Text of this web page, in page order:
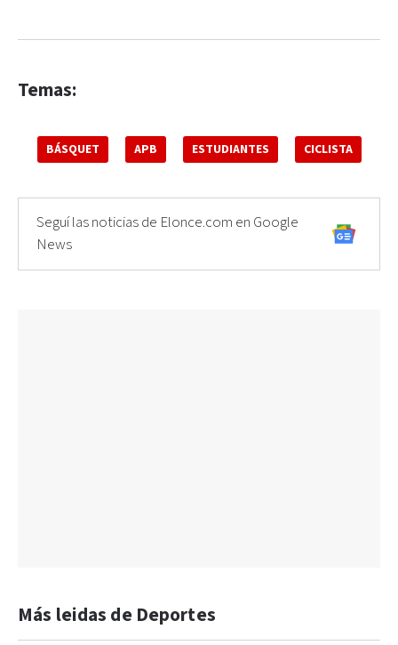
Temas:
BÁSQUET APB ESTUDIANTES CICLISTA
Seguí las noticias de Elonce.com en Google
News
Más leidas de Deportes